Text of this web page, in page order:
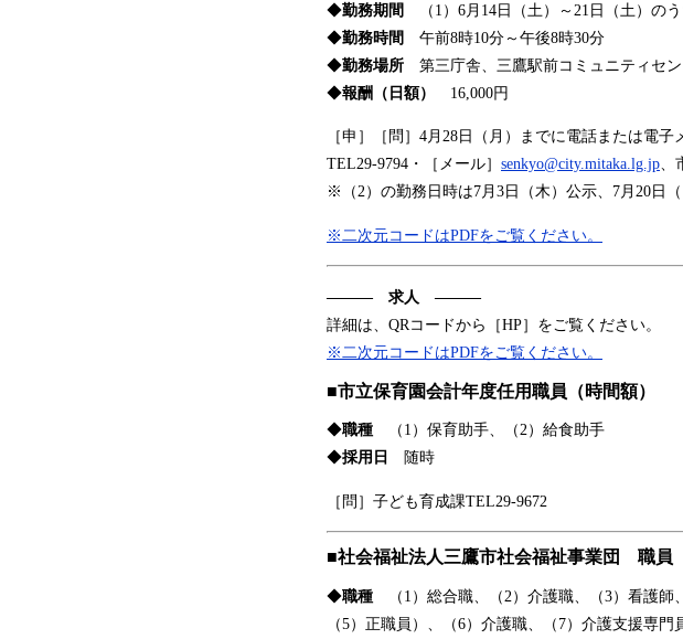
◆勤務期間
（1）6月14日（土）～21日（土）の
◆勤務時間
午前8時10分～午後8時30分
◆勤務場所 第三庁舎、三鷹駅前コミュニティセン
◆報酬（日額） 16,000円
［申］［問］4月28日（月）までに電話または電子
TEL29-9794・［メール］ senkyo@city.mitaka.lg.jp、
※（2）の勤務日時は7月3日（木）公示、7月20日（
※二次元コードはPDFをご覧ください。
――― 求人 ―――
詳細は、QRコードから［HP］をご覧ください。
※二次元コードはPDFをご覧ください。
■市立保育園会計年度任用職員（時間額）
◆職種 （1）保育助手、（2）給食助手
◆採用日 随時
［問］子ども育成課TEL29-9672
■社会福祉法人三鷹市社会福祉事業団 職員
◆職種 （1）総合職、（2）介護職、（3）看護師
（5）正職員）、（6）介護職、（7）介護支援専